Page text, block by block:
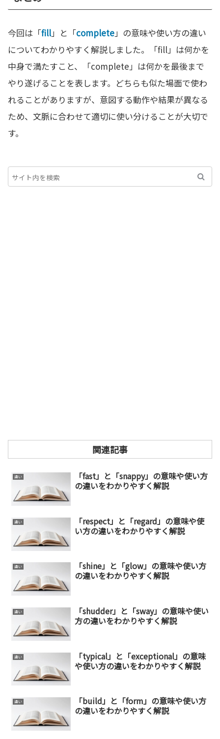
今回は「fill」と「complete」の意味や使い方の違い
についてわかりやすく解説しました。「fill」は何かを
中身で満たすこと、「complete」は何かを最後まで
やり遂げることを表します。どちらも似た場面で使わ
れることがありますが、意図する動作や結果が異なる
ため、文脈に合わせて適切に使い分けることが大切で
す。
関連記事
違い
「fast」と「snappy」の意味や使い方
の違いをわかりやすく解説
違い
「respect」と「regard」の意味や使
い方の違いをわかりやすく解説
違い
「shine」と「glow」の意味や使い方
の違いをわかりやすく解説
違い
「shudder」と「sway」の意味や使い
方の違いをわかりやすく解説
違い
「typical」と「exceptional」の意味
や使い方の違いをわかりやすく解説
違い
「build」と「form」の意味や使い方
の違いをわかりやすく解説